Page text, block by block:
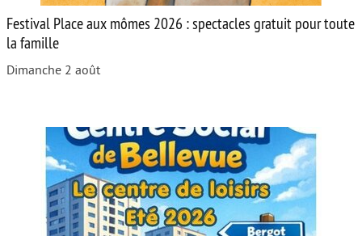
Festival Place aux mômes 2026 : spectacles gratuit pour toute
la famille
Dimanche 2 août